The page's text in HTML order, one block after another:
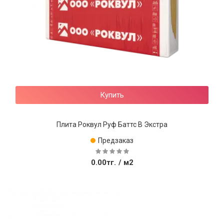
Купить
Плита Роквул Руф Баттс В Экстра
Предзаказ
0.00тг. / м2